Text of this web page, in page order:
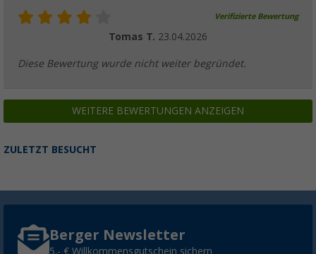
Verifizierte Bewertung
Tomas T. 23.04.2026
Diese Bewertung wurde nicht weiter begründet.
WEITERE BEWERTUNGEN ANZEIGEN
ZULETZT BESUCHT
Berger Newsletter
5,- € Willkommensgutschein sichern